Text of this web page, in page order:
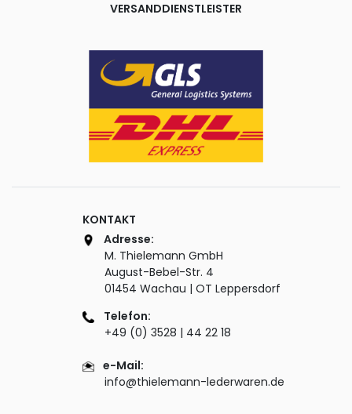
VERSANDDIENSTLEISTER
KONTAKT
Adresse:
M. Thielemann GmbH
August-Bebel-Str. 4
01454 Wachau | OT Leppersdorf
Telefon:
+49 (0) 3528 | 44 22 18
e-Mail:
info@thielemann-lederwaren.de